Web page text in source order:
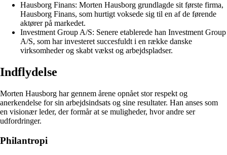
Hausborg Finans: Morten Hausborg grundlagde sit første firma,
Hausborg Finans, som hurtigt voksede sig til en af de førende
aktører på markedet.
Investment Group A/S: Senere etablerede han Investment Group
A/S, som har investeret succesfuldt i en række danske
virksomheder og skabt vækst og arbejdspladser.
Indflydelse
Morten Hausborg har gennem årene opnået stor respekt og
anerkendelse for sin arbejdsindsats og sine resultater. Han anses som
en visionær leder, der formår at se muligheder, hvor andre ser
udfordringer.
Philantropi